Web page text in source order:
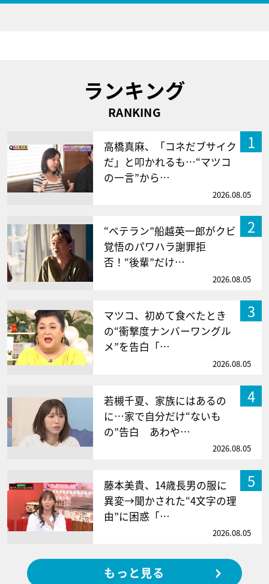
ランキング
RANKING
1
高橋真麻、「コネだブサイク
だ」と叩かれるも…“マツコ
の一言”から…
2026.08.05
2
“ベテラン”船越英一郎がクビ
覚悟のパワハラ謝罪拒
否！“後輩”だけ…
2026.08.05
3
マツコ、初めて食べたとき
の“衝撃度ナンバーワングル
メ”を告白「…
2026.08.05
4
若槻千夏、家族にはあるの
に…家で自分だけ“ないも
の”告白 あわや…
2026.08.05
5
藤本美貴、14歳長男の服に
異変→聞かされた“4文字の理
由”に困惑「…
2026.08.05
もっと見る